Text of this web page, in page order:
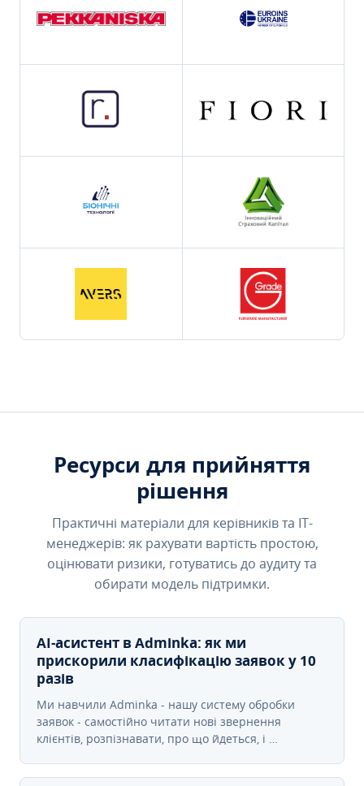
Ресурси для прийняття
рішення
Практичні матеріали для керівників та IT-
менеджерів: як рахувати вартість простою,
оцінювати ризики, готуватись до аудиту та
обирати модель підтримки.
AI-асистент в Adminka: як ми
прискорили класифікацію заявок у 10
разів
Ми навчили Adminka - нашу систему обробки
заявок - самостійно читати нові звернення
клієнтів, розпізнавати, про що йдеться, і …